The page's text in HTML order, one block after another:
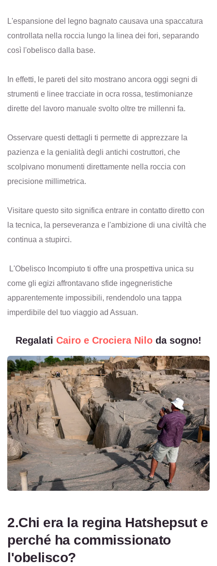
L'espansione del legno bagnato causava una spaccatura
controllata nella roccia lungo la linea dei fori, separando
così l'obelisco dalla base.
In effetti, le pareti del sito mostrano ancora oggi segni di
strumenti e linee tracciate in ocra rossa, testimonianze
dirette del lavoro manuale svolto oltre tre millenni fa.
Osservare questi dettagli ti permette di apprezzare la
pazienza e la genialità degli antichi costruttori, che
scolpivano monumenti direttamente nella roccia con
precisione millimetrica.
Visitare questo sito significa entrare in contatto diretto con
la tecnica, la perseveranza e l'ambizione di una civiltà che
continua a stupirci.
L'Obelisco Incompiuto ti offre una prospettiva unica su
come gli egizi affrontavano sfide ingegneristiche
apparentemente impossibili, rendendolo una tappa
imperdibile del tuo viaggio ad Assuan.
Regalati Cairo e Crociera Nilo da sogno!
2.Chi era la regina Hatshepsut e
perché ha commissionato
l'obelisco?